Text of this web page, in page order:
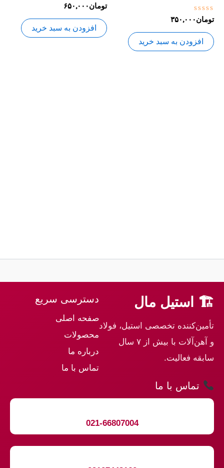
نمره
0
از
5
تومان۳۵۰,۰۰۰
افزودن به سبد خرید
نمره
0
از
5
تومان۶۵۰,۰۰۰
افزودن به سبد خرید
🏗 استیل مال
تأمین‌کننده تخصصی استیل، فولاد
و آهن‌آلات با بیش از ۷ سال
سابقه فعالیت.
دسترسی سریع
صفحه اصلی
محصولات
درباره ما
تماس با ما
تماس با ما
021-66807004